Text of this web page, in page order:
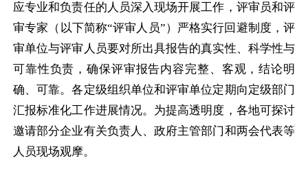
应专业和负责任的人员深入现场开展工作，评审员和评
审专家（以下简称“评审人员”）严格实行回避制度，评
审单位与评审人员要对所出具报告的真实性、科学性与
可靠性负责，确保评审报告内容完整、客观，结论明
确、可靠。各定级组织单位和评审单位定期向定级部门
汇报标准化工作进展情况。为提高透明度，各地可探讨
邀请部分企业有关负责人、政府主管部门和两会代表等
人员现场观摩。